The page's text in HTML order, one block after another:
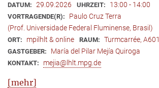
DATUM: 29.09.2026 UHRZEIT: 13:00 - 14:00
VORTRAGENDE(R):
Paulo Cruz Terra
(Prof. Universidade Federal Fluminense, Brasil)
ORT: mpilhlt & online RAUM: Turmcarrée, A601
GASTGEBER: María del Pilar Mejía Quiroga
KONTAKT: mejia@lhlt.mpg.de
[mehr]